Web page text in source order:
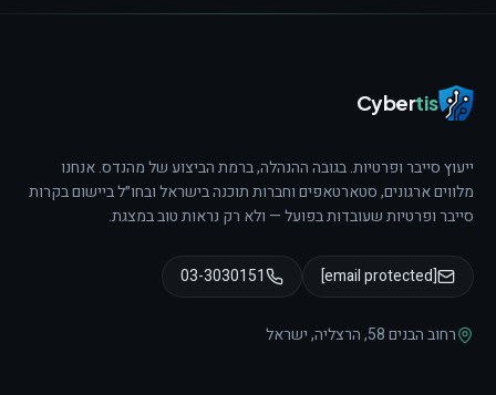
Cybertis
ייעוץ סייבר ופרטיות. בגובה ההנהלה, ברמת הביצוע של מהנדס.אנחנו
מלווים ארגונים, סטארטאפים וחברות תוכנה בישראל ובחו״ל ביישום בקרות
סייבר ופרטיות שעובדות בפועל — ולא רק נראות טוב במצגת.
[email protected]
03-3030151
רחוב הבנים 58 ,הרצליה,ישראל